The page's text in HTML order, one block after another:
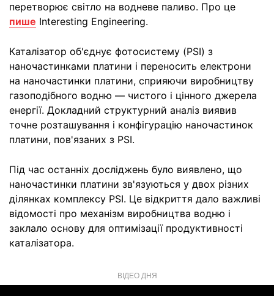
перетворює світло на водневе паливо. Про це
пише Interesting Engineering.
Каталізатор об'єднує фотосистему (PSI) з
наночастинками платини і переносить електрони
на наночастинки платини, сприяючи виробництву
газоподібного водню — чистого і цінного джерела
енергії. Докладний структурний аналіз виявив
точне розташування і конфігурацію наночастинок
платини, пов'язаних з PSI.
Під час останніх досліджень було виявлено, що
наночастинки платини зв'язуються у двох різних
ділянках комплексу PSI. Це відкриття дало важливі
відомості про механізм виробництва водню і
заклало основу для оптимізації продуктивності
каталізатора.
ВІДЕО ДНЯ